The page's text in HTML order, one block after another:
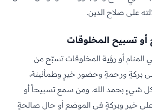
على صلاح الدين.
أو تسبيح المخلوقات
المنام أو رؤية المخلوقات تسبّح من
على بركةٍ ورحمةٍ وحضور خيرٍ وطمأنينة،
شيءٍ بحمد الله. ومن سمع تسبيحاً أو
خيرٍ وبركةٍ في الموضع أو حالٍ صالحةٍ